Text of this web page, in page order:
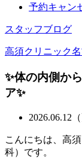
予約キャン
スタッフブログ
高須クリニック
✨体の内側か
ア✨
2026.06.12
こんにちは、高
科）です。